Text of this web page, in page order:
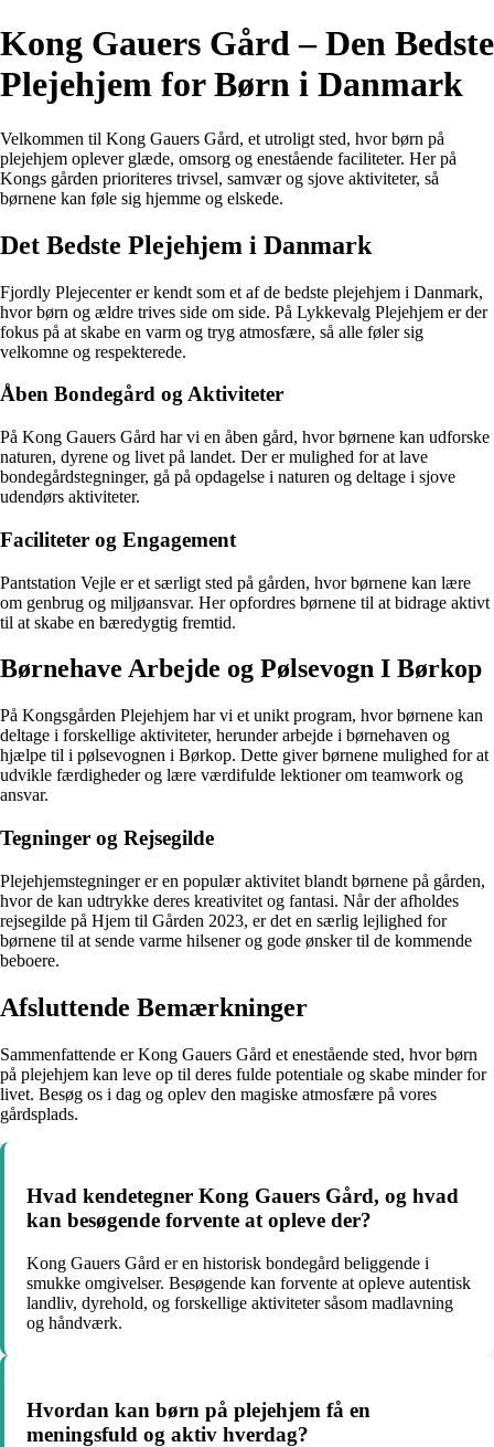
Kong Gauers Gård – Den Bedste
Plejehjem for Børn i Danmark
Velkommen til Kong Gauers Gård, et utroligt sted, hvor børn på
plejehjem oplever glæde, omsorg og enestående faciliteter. Her på
Kongs gården prioriteres trivsel, samvær og sjove aktiviteter, så
børnene kan føle sig hjemme og elskede.
Det Bedste Plejehjem i Danmark
Fjordly Plejecenter er kendt som et af de bedste plejehjem i Danmark,
hvor børn og ældre trives side om side. På Lykkevalg Plejehjem er der
fokus på at skabe en varm og tryg atmosfære, så alle føler sig
velkomne og respekterede.
Åben Bondegård og Aktiviteter
På Kong Gauers Gård har vi en åben gård, hvor børnene kan udforske
naturen, dyrene og livet på landet. Der er mulighed for at lave
bondegårdstegninger, gå på opdagelse i naturen og deltage i sjove
udendørs aktiviteter.
Faciliteter og Engagement
Pantstation Vejle er et særligt sted på gården, hvor børnene kan lære
om genbrug og miljøansvar. Her opfordres børnene til at bidrage aktivt
til at skabe en bæredygtig fremtid.
Børnehave Arbejde og Pølsevogn I Børkop
På Kongsgården Plejehjem har vi et unikt program, hvor børnene kan
deltage i forskellige aktiviteter, herunder arbejde i børnehaven og
hjælpe til i pølsevognen i Børkop. Dette giver børnene mulighed for at
udvikle færdigheder og lære værdifulde lektioner om teamwork og
ansvar.
Tegninger og Rejsegilde
Plejehjemstegninger er en populær aktivitet blandt børnene på gården,
hvor de kan udtrykke deres kreativitet og fantasi. Når der afholdes
rejsegilde på Hjem til Gården 2023, er det en særlig lejlighed for
børnene til at sende varme hilsener og gode ønsker til de kommende
beboere.
Afsluttende Bemærkninger
Sammenfattende er Kong Gauers Gård et enestående sted, hvor børn
på plejehjem kan leve op til deres fulde potentiale og skabe minder for
livet. Besøg os i dag og oplev den magiske atmosfære på vores
gårdsplads.
Hvad kendetegner Kong Gauers Gård, og hvad
kan besøgende forvente at opleve der?
Kong Gauers Gård er en historisk bondegård beliggende i
smukke omgivelser. Besøgende kan forvente at opleve autentisk
landliv, dyrehold, og forskellige aktiviteter såsom madlavning
og håndværk.
Hvordan kan børn på plejehjem få en
meningsfuld og aktiv hverdag?